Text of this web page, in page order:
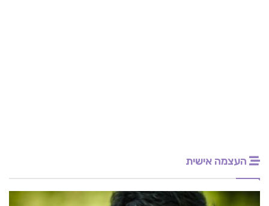
העצמה אישית